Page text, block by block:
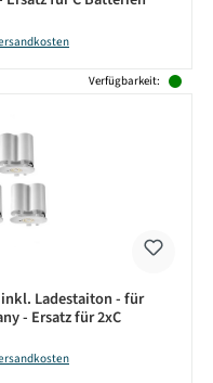
Preis:
Verfügbarkeit:
Ladestaiton - für
- Ersatz für 2xC